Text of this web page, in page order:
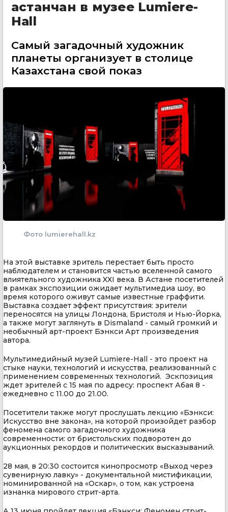
астанчан в музее Lumiere-
Hall
Самый загадочный художник
планеты организует в столице
Казахстана свой показ
Фото lumierehall.kz
На этой выставке зритель перестает быть просто
наблюдателем и становится частью вселенной самого
влиятельного художника XXI века. В Астане посетителей
в рамках экспозиции ожидает мультимедиа шоу, во
время которого оживут самые известные граффити.
Выставка создает эффект присутствия: зрители
переносятся на улицы Лондона, Бристоля и Нью-Йорка,
а также могут заглянуть в Dismaland - самый громкий и
необычный арт-проект Бэнкси Арт произведения
автора.
Мультимедийный музей Lumiere-Hall - это проект на
стыке науки, технологий и искусства, реализованный с
применением современных технологий. Эскпозиция
ждет зрителей с 15 мая по адресу: проспект Абая 8 -
ежедневно с 11.00 до 21.00.
Посетители также могут прослушать лекцию «Бэнкси:
Искусство вне закона», на которой произойдет разбор
феномена самого загадочного художника
современности: от бристольских подворотен до
аукционных рекордов и политических высказываний.
28 мая, в 20:30 состоится кинопросмотр «Выход через
сувенирную лавку» - документальной мистификации,
номинированной на «Оскар», о том, как устроена
изнанка мирового стрит-арта.